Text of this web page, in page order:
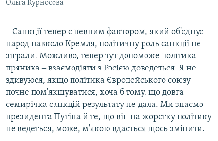
Ольга Курносова
– Санкції тепер є певним фактором, який об'єднує
народ навколо Кремля, політичну роль санкції не
зіграли. Можливо, тепер тут допоможе політика
пряника ‒ взаємодіяти з Росією доведеться. Я не
здивуюся, якщо політика Європейського союзу
почне пом'якшуватися, хоча б тому, що довга
семирічка санкцій результату не дала. Ми знаємо
президента Путіна й те, що він на жорстку політику
не ведеться, може, м'якою вдасться щось змінити.